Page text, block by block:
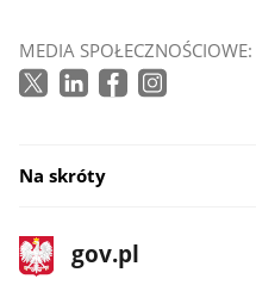
MEDIA SPOŁECZNOŚCIOWE:
Na skróty
stopka
gov.pl
Strona
gov.pl